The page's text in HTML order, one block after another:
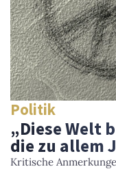
Politik
„Diese Welt
die zu allem
Kritische